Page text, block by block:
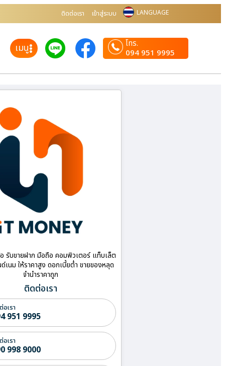
ติดต่อเรา เข้าสู่ระบบ LANGUAGE
เมนู
โทร.
094 951 9995
รับขายฝาก มือถือ คอมพิวเตอร์ แท็บเล็ต
เนม ให้ราคาสูง ดอกเบี้ยต่ำ ขายของหลุด
จำนำราคาถูก
ติดต่อเรา
อเรา
951 9995
อเรา
998 9000